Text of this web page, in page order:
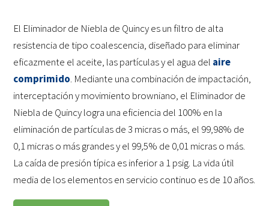
El Eliminador de Niebla de Quincy es un filtro de alta
resistencia de tipo coalescencia, diseñado para eliminar
eficazmente el aceite, las partículas y el agua del aire
comprimido. Mediante una combinación de impactación,
interceptación y movimiento browniano, el Eliminador de
Niebla de Quincy logra una eficiencia del 100% en la
eliminación de partículas de 3 micras o más, el 99,98% de
0,1 micras o más grandes y el 99,5% de 0,01 micras o más.
La caída de presión típica es inferior a 1 psig. La vida útil
media de los elementos en servicio continuo es de 10 años.